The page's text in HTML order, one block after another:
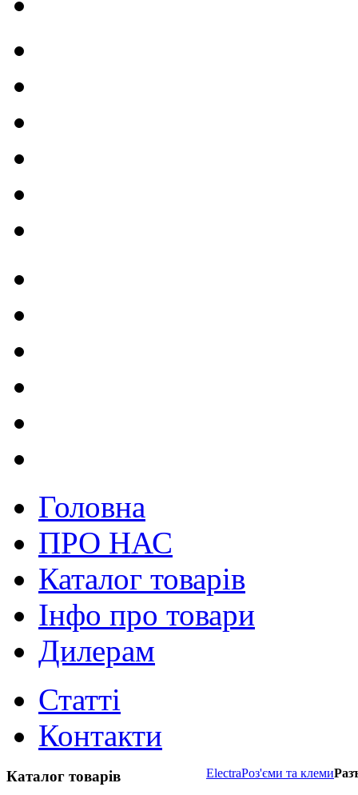
Головна
ПРО НАС
Каталог товарів
Інфо про товари
Дилерам
Статті
Контакти
ElectraРоз'єми та клеми
Каталог товарів